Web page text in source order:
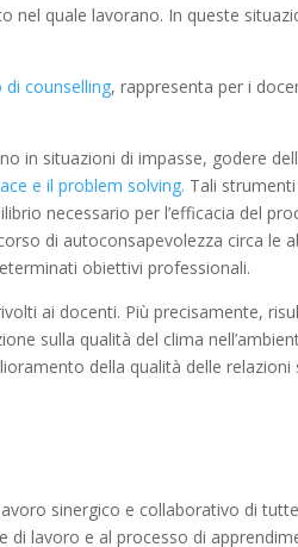
quale lavorano. In queste
di counselling, rappresenta per i
in situazioni di impasse, godere
e il problem solving. Tali
necessario per l’efficacia del
di autoconsapevolezza circa le
obiettivi professionali.
ai docenti. Più precisamente,
sulla qualità del clima
della qualità delle
sinergico e collaborativo di
di lavoro e al processo di